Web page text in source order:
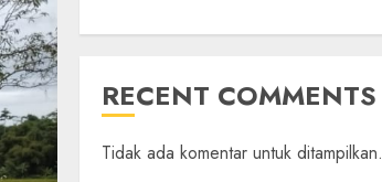
RECENT COMMENTS
Tidak ada komentar untuk ditampilkan.